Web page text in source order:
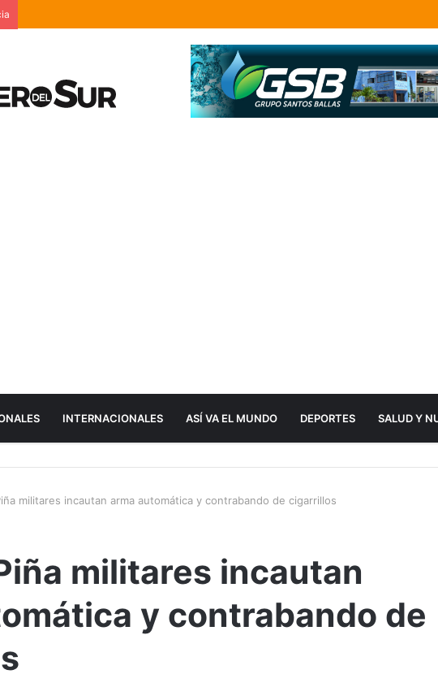
INTERNACIONALES ASÍ VA EL MUNDO DEPORTES SALUD Y
militares incautan arma automática y contrabando de cigarrillos
militares incautan
y contrabando de